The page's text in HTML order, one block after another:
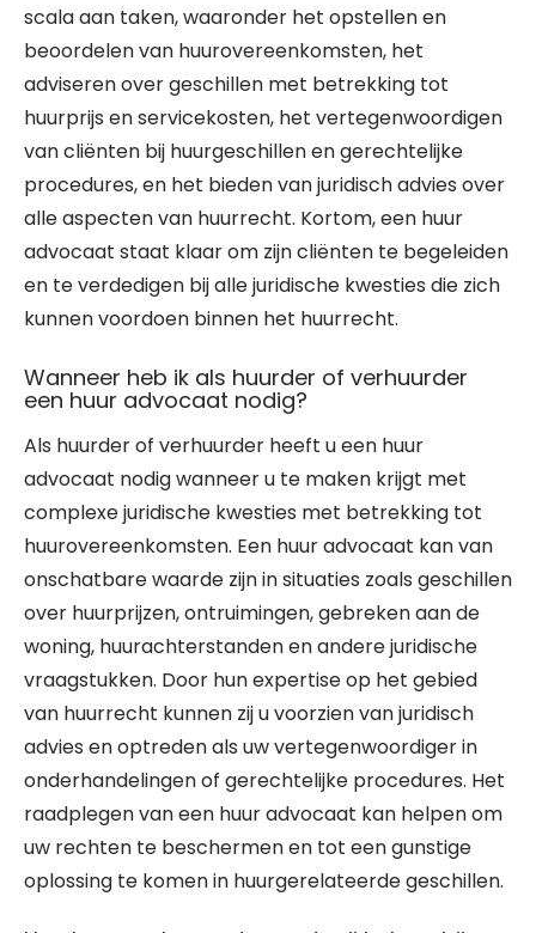
scala aan taken, waaronder het opstellen en
beoordelen van huurovereenkomsten, het
adviseren over geschillen met betrekking tot
huurprijs en servicekosten, het vertegenwoordigen
van cliënten bij huurgeschillen en gerechtelijke
procedures, en het bieden van juridisch advies over
alle aspecten van huurrecht. Kortom, een huur
advocaat staat klaar om zijn cliënten te begeleiden
en te verdedigen bij alle juridische kwesties die zich
kunnen voordoen binnen het huurrecht.
Wanneer heb ik als huurder of verhuurder
een huur advocaat nodig?
Als huurder of verhuurder heeft u een huur
advocaat nodig wanneer u te maken krijgt met
complexe juridische kwesties met betrekking tot
huurovereenkomsten. Een huur advocaat kan van
onschatbare waarde zijn in situaties zoals geschillen
over huurprijzen, ontruimingen, gebreken aan de
woning, huurachterstanden en andere juridische
vraagstukken. Door hun expertise op het gebied
van huurrecht kunnen zij u voorzien van juridisch
advies en optreden als uw vertegenwoordiger in
onderhandelingen of gerechtelijke procedures. Het
raadplegen van een huur advocaat kan helpen om
uw rechten te beschermen en tot een gunstige
oplossing te komen in huurgerelateerde geschillen.